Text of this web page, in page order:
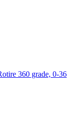
360 grade, 0-36